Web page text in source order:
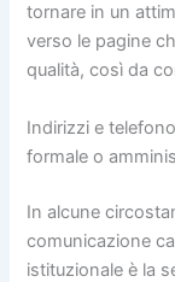
tornare in un
verso le pagine
qualità, così da
Indirizzi e
formale o
In alcune
comunicazione
istituzionale è la